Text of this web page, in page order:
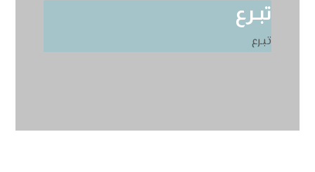
تبـرع
تبـرع